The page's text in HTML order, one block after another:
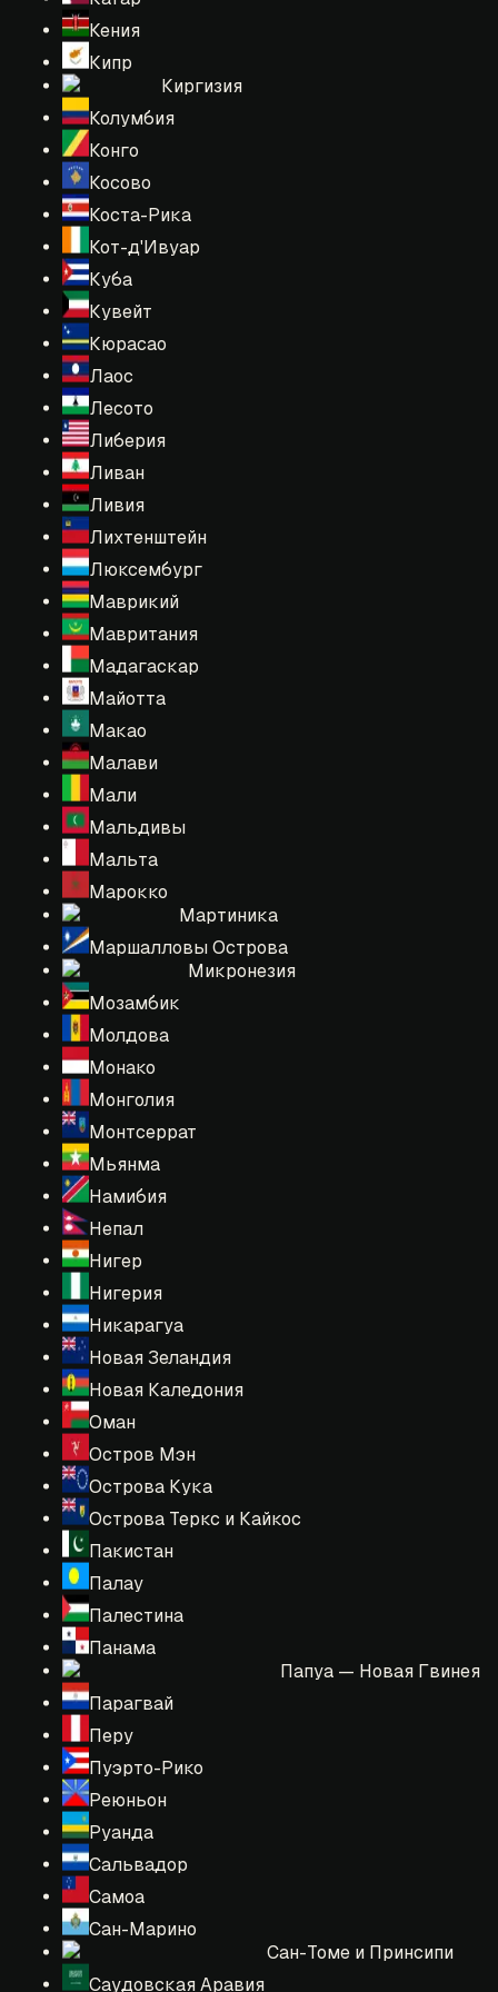
Кения
Кипр
Киргизия
Колумбия
Конго
Косово
Коста-Рика
Кот-д'Ивуар
Куба
Кувейт
Кюрасао
Лаос
Лесото
Либерия
Ливан
Ливия
Лихтенштейн
Люксембург
Маврикий
Мавритания
Мадагаскар
Майотта
Макао
Малави
Мали
Мальдивы
Мальта
Марокко
Мартиника
Маршалловы Острова
Микронезия
Мозамбик
Молдова
Монако
Монголия
Монтсеррат
Мьянма
Намибия
Непал
Нигер
Нигерия
Никарагуа
Новая Зеландия
Новая Каледония
Оман
Остров Мэн
Острова Кука
Острова Теркс и Кайкос
Пакистан
Палау
Палестина
Панама
Папуа — Новая Гвинея
Парагвай
Перу
Пуэрто-Рико
Реюньон
Руанда
Сальвадор
Самоа
Сан-Марино
Сан-Томе и Принсипи
Саудовская Аравия